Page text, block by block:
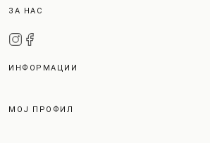
ЗА НАС
ИНФОРМАЦИИ
МОЈ ПРОФИЛ